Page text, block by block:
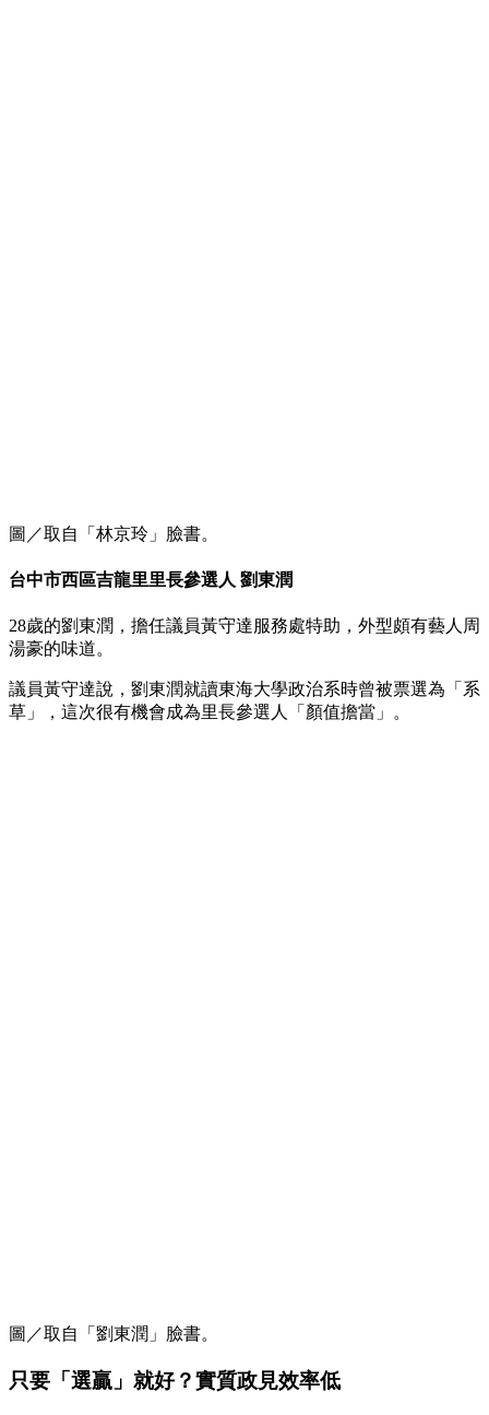
圖／取自「林京玲」臉書。
台中市西區吉龍里里長參選人 劉東潤
28歲的劉東潤，擔任議員黃守達服務處特助，外型頗有藝人周
湯豪的味道。
議員黃守達說，劉東潤就讀東海大學政治系時曾被票選為「系
草」，這次很有機會成為里長參選人「顏值擔當」。
圖／取自「劉東潤」臉書。
只要「選贏」就好？實質政見效率低